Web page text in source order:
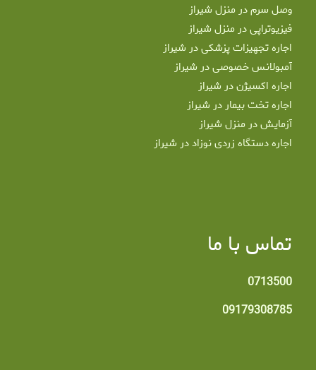
وصل سرم در منزل شیراز
فیزیوتراپی در منزل شیراز
اجاره تجهیزات پزشکی در شیراز
آمبولانس خصوصی در شیراز
اجاره اکسیژن در شیراز
اجاره تخت بیمار در شیراز
آزمایش در منزل شیراز
اجاره دستگاه زردی نوزاد در شیراز
تماس با ما
0713500
09179308785